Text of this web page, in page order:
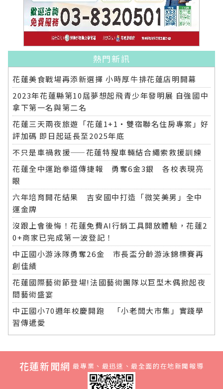
熱門新訊
花蓮美食戰場再添新選擇 小時厚牛排花蓮店明開幕
2023年花蓮縣第10屆夢想起飛青少年發明展 自強國中
拿下第一名與第二名
花蓮三天兩夜旅遊「花蓮1+1‧雙宿聯名住房專案」好
評加碼 即日起延長至2025年底
不只是車禍救援——花蓮特搜車輛結合繩索救援訓練
花蓮全中運跆拳道傳捷報 勇奪6金3銀 各校表現亮
眼
六年培育開花結果 吉安國中打造「微笑美男」全中
運金牌
沒跟上會後悔！花蓮免費AI行銷工具開放體驗，花蓮2
0+商家已完成第一波登記！
中正國小游泳隊勇奪26金 市長盃分齡游泳錦標賽再
創佳績
花蓮國際藝術節登場!法國藝術團隊以巨型木偶掀起夜
間藝術盛宴
中正國小70週年校慶開跑 「小老闆大市集」實踐學
習傳遞愛
花蓮新聞網 最專業、最迅速、最全面的在地新聞報導